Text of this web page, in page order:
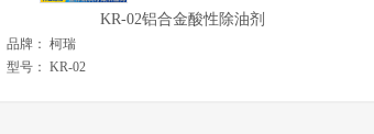
KR-02铝合金酸性除油剂
品牌： 柯瑞
型号： KR-02